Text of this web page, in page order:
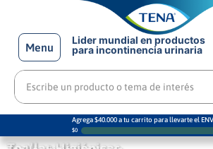
Menu
Lider mundial en productos
para incontinencia urinaria
Escribe un producto o tema de interés
Agrega $40.000 a tu carrito para llevarte el
$0